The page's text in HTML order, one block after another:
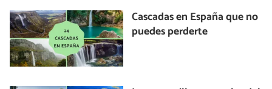
Cascadas en España que no
puedes perderte